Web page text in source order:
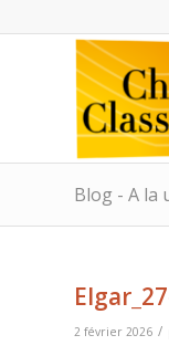
Blog - A la
2 février 2026 /